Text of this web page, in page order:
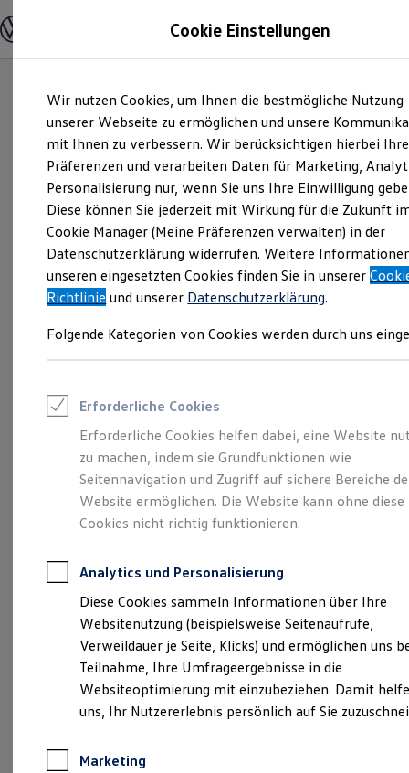
Hauptinhalt
springen
Footer
springen
Modelle und Konfigurator
Modelle vergleichen
Elektroautos
ENERGY Sondermodelle
Nutzfahrzeuge
SUV und CUV
Familienautos
Kombis
Kompaktwagen
Sportwagen
Schnell verfügbare Fahrzeuge
Angebote und Produkte
Aktuelle Angebote
E-Auto-Förderung
Volkswagen Marktplatz
Junge Gebrauchtwagen und Gebrauchtwagen
Saisonangebote
Leasing
Leasing-Angebote
Gebrauchtwagen Leasing
Junge Gebrauchtwagen-Leasing
Elektroauto Leasing
Kleinwagen-Leasing
Leasing ohne Anzahlung
Autokredit mit Schlussrate
Versicherungen und Garantien
Kfz-Versicherung
Restschuldversicherungen
Garantien
Wartungsverträge
Geschäftskunden
Professional Class bei Volkswagen
Großkunden
Behörden
Anpfiff zum Gewinn
Gepflegt, geprüft und
für gut befunden.
Volkswagen
Zertifizierte
Gebrauchtwagen.
Cookie Einstellungen
Wir nutzen Cookies, um Ihnen die bestmögliche Nutzung
unserer Webseite zu ermöglichen und unsere
mit Ihnen zu verbessern. Wir berücksichtigen hierbei Ihre
Präferenzen und verarbeiten Daten für Marketing,
Personalisierung nur, wenn Sie uns Ihre Einwilligung
Diese können Sie jederzeit mit Wirkung für die Zukunft
Cookie Manager (Meine Präferenzen verwalten) in der
Datenschutzerklärung widerrufen. Weitere
unseren eingesetzten Cookies finden Sie in unserer
Richtlinie und unserer Datenschutzerklärung.
Folgende Kategorien von Cookies werden durch uns
Erforderliche Cookies
Erforderliche Cookies helfen dabei, eine Website
zu machen, indem sie Grundfunktionen wie
Seitennavigation und Zugriff auf sichere Bereiche
Website ermöglichen. Die Website kann ohne diese
Cookies nicht richtig funktionieren.
Analytics und Personalisierung
Diese Cookies sammeln Informationen über Ihre
Websitenutzung (beispielsweise Seitenaufrufe,
Verweildauer je Seite, Klicks) und ermöglichen uns
Teilnahme, Ihre Umfrageergebnisse in die
Websiteoptimierung mit einzubeziehen. Damit
uns, Ihr Nutzererlebnis persönlich auf Sie
Marketing